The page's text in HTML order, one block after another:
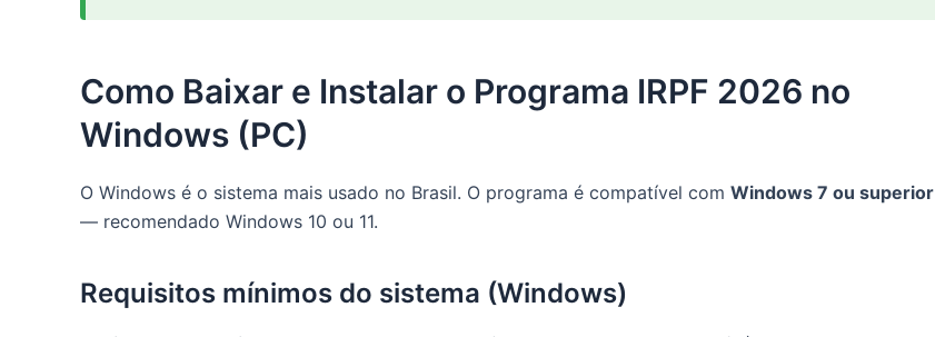
Como Baixar e Instalar o Programa IRPF 2026 no
Windows (PC)
O Windows é o sistema mais usado no Brasil. O programa é compatível com Windows 7 ou superior
— recomendado Windows 10 ou 11.
Requisitos mínimos do sistema (Windows)